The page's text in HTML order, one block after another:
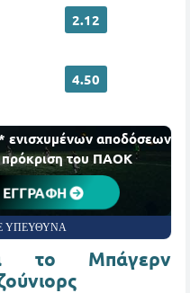
2.12
4.50
ενισχυμένων αποδόσεων
πρόκριση του ΠΑΟΚ
ΕΓΓΡΑΦΗ
ΥΠΕΥΘΥΝΑ
το Μπάγερν